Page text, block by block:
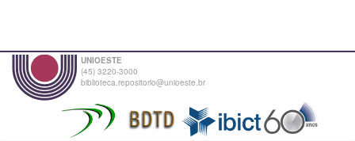
UNIOESTE
(45) 3220-3000
biblioteca.repositorio@unioeste.br